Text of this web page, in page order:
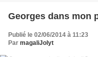
Georges dans mon
Publié le 02/06/2014 à 11:23
Par magaliJolyt